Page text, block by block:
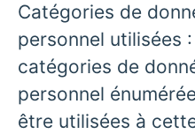
Catégories de
personnel utilisées
catégories de
personnel
être utilisées à